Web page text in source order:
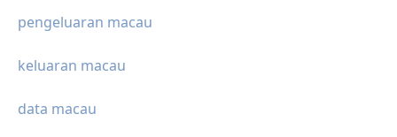
pengeluaran macau
keluaran macau
data macau